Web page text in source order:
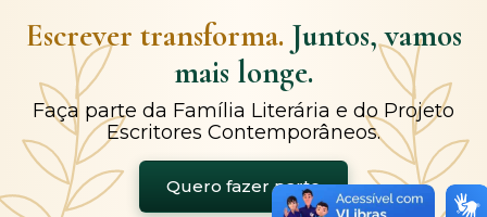
Escrever transforma. Juntos, vamos
mais longe.
Faça parte da Família Literária e do Projeto
Escritores Contemporâneos.
Quero fazer parte